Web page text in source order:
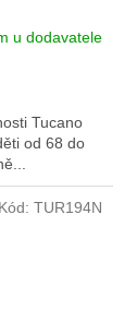
u dodavatele
Tucano
od 68 do
Kód: TUR194N